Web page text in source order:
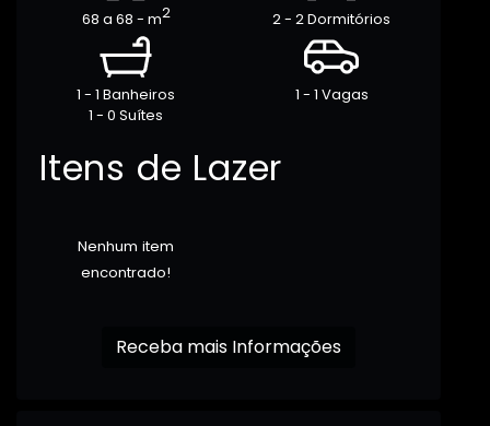
68 a 68 - m2 2 - 2 Dormitórios
1 - 1 Banheiros
1 - 0 Suítes
1 - 1 Vagas
Itens de Lazer
Nenhum item
encontrado!
Receba mais Informações